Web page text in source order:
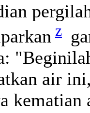
z
air
kematian